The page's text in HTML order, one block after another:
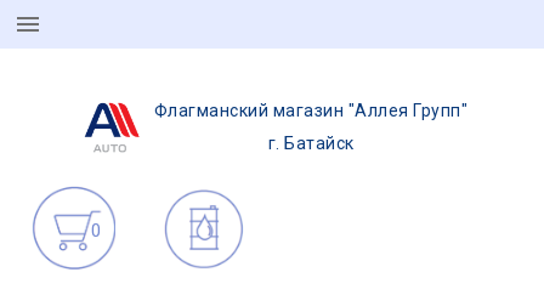
Флагманский магазин "Аллея Групп"
г. Батайск
0